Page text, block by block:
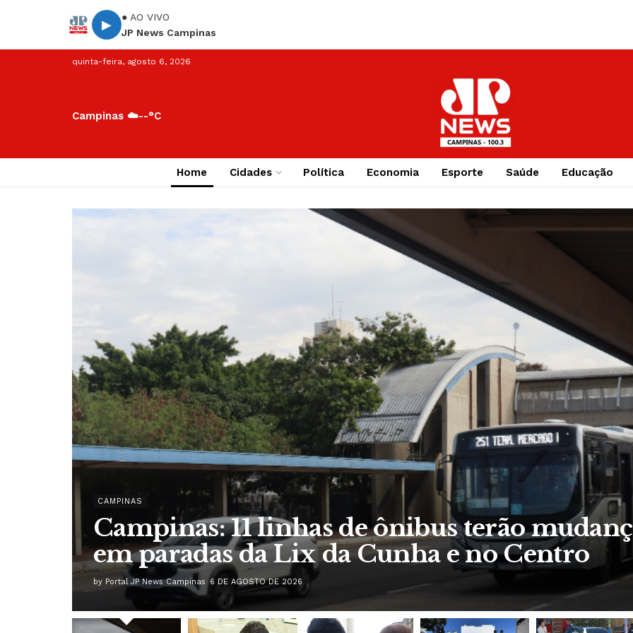
▶
● AO VIVO
JP News Campinas
quinta-feira, agosto 6, 2026
Campinas ☁️--°C
Jovem
Home Cidades Política Economia Esporte Saúde Educação
BRASIL
Pesquisa do Procon aponta diferença de até
173% nos preços de presentes para o Dia dos
by Redação 6 DE AGOSTO DE 2026